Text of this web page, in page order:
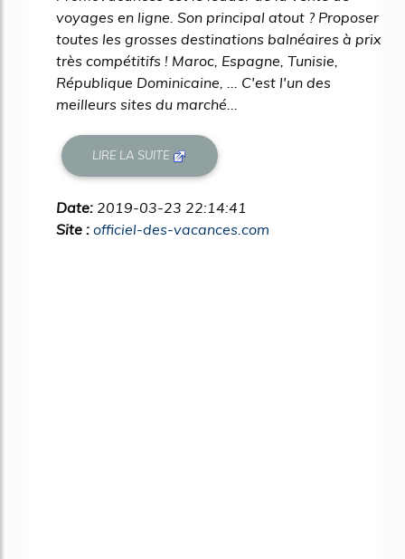
voyages en ligne. Son principal atout ? Proposer
toutes les grosses destinations balnéaires à prix
très compétitifs ! Maroc, Espagne, Tunisie,
République Dominicaine, ... C'est l'un des
meilleurs sites du marché...
LIRE LA SUITE
Date: 2019-03-23 22:14:41
Site : officiel-des-vacances.com